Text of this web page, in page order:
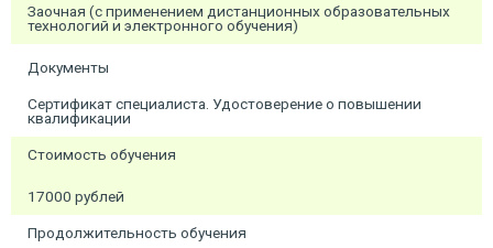
Заочная (с применением дистанционных образовательных
технологий и электронного обучения)
Документы
Сертификат специалиста. Удостоверение о повышении
квалификации
Стоимость обучения
17000 рублей
Продолжительность обучения